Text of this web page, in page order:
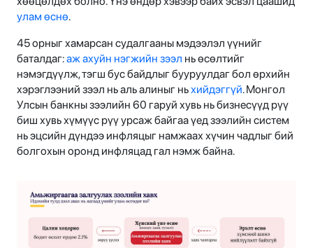
улам өснө.
45 орныг хамарсан судалгааны мэдээлэл үүнийг
баталдаг:аж ахуйн нэгжийн зээл нь өсөлтийг
нэмэгдүүлж, тэгш бус байдлыг бууруулдаг бол өрхийн
хэрэглээний зээл нь аль алиныг ньхийдэггүй. Монгол
Улсын банкны зээлийн 60 гаруй хувь нь бизнесүүд рүү
биш хувь хүмүүс рүү урсаж байгаа үед зээлийн систем
нь эцсийн дүндээ инфляцыг намжаах хүчин чадлыг бий
болгохын оронд инфляцад гал нэмж байна.